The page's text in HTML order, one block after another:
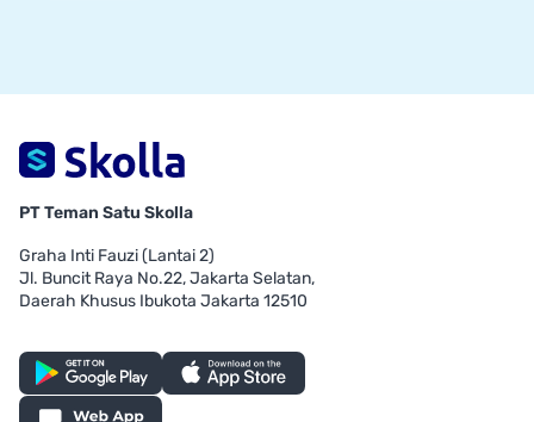
PT Teman Satu Skolla
Graha Inti Fauzi (Lantai 2)
Jl. Buncit Raya No.22, Jakarta Selatan,
Daerah Khusus Ibukota Jakarta 12510